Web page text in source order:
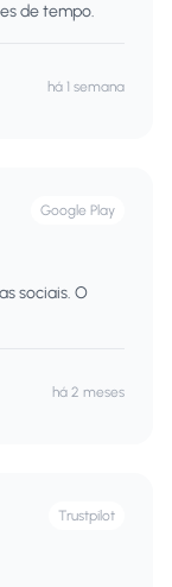
de tempo.
há 1 semana
Google Play
sociais. O
há 2 meses
Trustpilot